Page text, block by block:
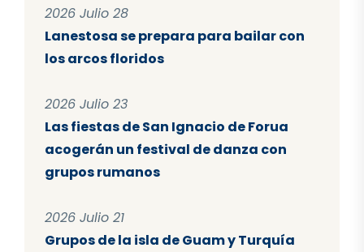
2026 Julio 28
Lanestosa se prepara para bailar con
los arcos floridos
2026 Julio 23
Las fiestas de San Ignacio de Forua
acogerán un festival de danza con
grupos rumanos
2026 Julio 21
Grupos de la isla de Guam y Turquía